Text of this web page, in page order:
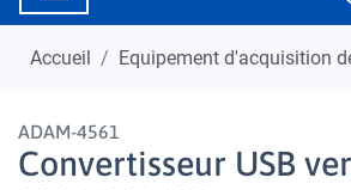
Accueil Equipement d'acquisition de
ADAM-4561
Convertisseur USB